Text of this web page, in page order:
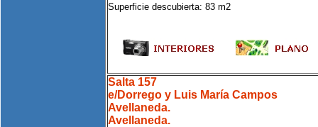
Superficie descubierta: 83 m2
Salta 157
e/Dorrego y Luis María Campos
Avellaneda.
Avellaneda.